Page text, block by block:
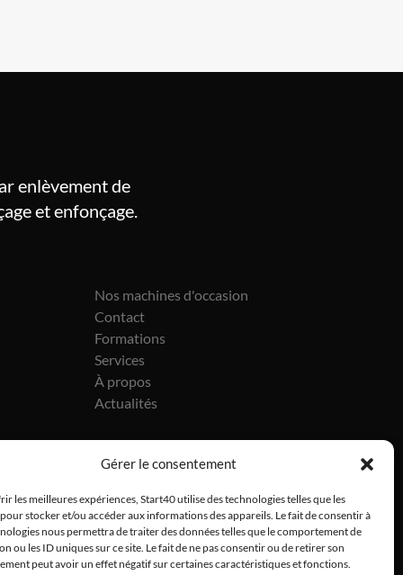
Gérer le consentement
les meilleures expériences, Start40 utilise des technologies telles que les
stocker et/ou accéder aux informations des appareils. Le fait de consentir à
nous permettra de traiter des données telles que le comportement de
ou les ID uniques sur ce site. Le fait de ne pas consentir ou de retirer son
peut avoir un effet négatif sur certaines caractéristiques et fonctions.
enlèvement de
et enfonçage.
Nos machines d'occasion
Contact
Formations
Services
À propos
Actualités
CGV • Politique de confidentialité • Politique de cookies